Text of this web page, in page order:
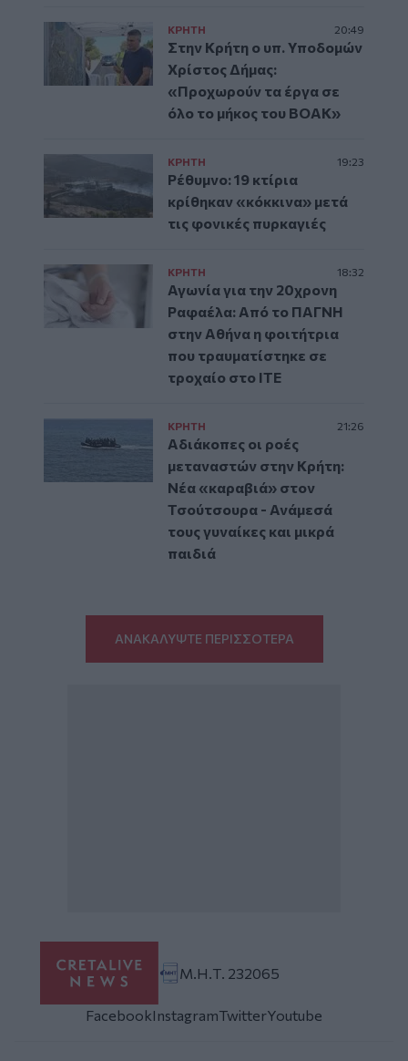
ΚΡΗΤΗ 20:49
Στην Κρήτη ο υπ. Υποδομών
Χρίστος Δήμας:
«Προχωρούν τα έργα σε
όλο το μήκος του ΒΟΑΚ»
ΚΡΗΤΗ 19:23
Ρέθυμνο: 19 κτίρια
κρίθηκαν «κόκκινα» μετά
τις φονικές πυρκαγιές
ΚΡΗΤΗ 18:32
Αγωνία για την 20χρονη
Ραφαέλα: Από το ΠΑΓΝΗ
στην Αθήνα η φοιτήτρια
που τραυματίστηκε σε
τροχαίο στο ΙΤΕ
ΚΡΗΤΗ 21:26
Αδιάκοπες οι ροές
μεταναστών στην Κρήτη:
Νέα «καραβιά» στον
Τσούτσουρα - Ανάμεσά
τους γυναίκες και μικρά
παιδιά
ΑΝΑΚΑΛΥΨΤΕ ΠΕΡΙΣΣΟΤΕΡΑ
Μ.Η.Τ. 232065
FacebookInstagramTwitterYoutube